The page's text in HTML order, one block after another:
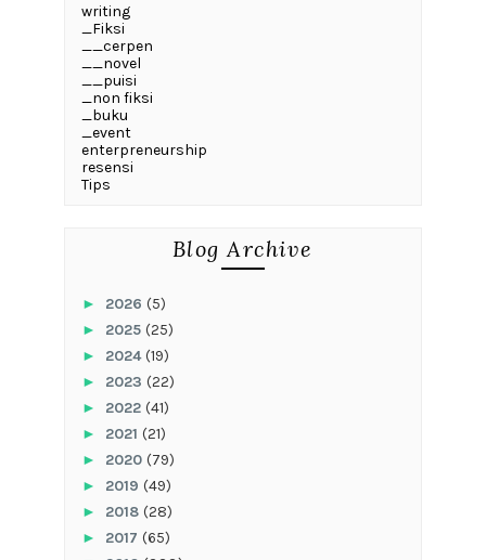
writing
_Fiksi
__cerpen
__novel
__puisi
_non fiksi
_buku
_event
enterpreneurship
resensi
Tips
Blog Archive
► 2026 (5)
► 2025 (25)
► 2024(19)
► 2023 (22)
► 2022 (41)
► 2021 (21)
► 2020 (79)
► 2019 (49)
► 2018 (28)
► 2017 (65)